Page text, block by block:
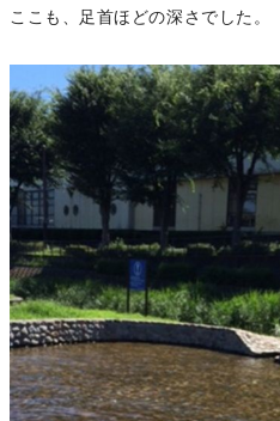
ここも、足首ほどの深さでした。